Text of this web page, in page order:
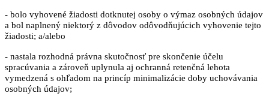
- bolo vyhovené žiadosti dotknutej osoby o výmaz osobných údajov
a bol naplnený niektorý z dôvodov odôvodňujúcich vyhovenie tejto
žiadosti; a/alebo
- nastala rozhodná právna skutočnosť pre skončenie účelu
spracúvania a zároveň uplynula aj ochranná retenčná lehota
vymedzená s ohľadom na princíp minimalizácie doby uchovávania
osobných údajov;